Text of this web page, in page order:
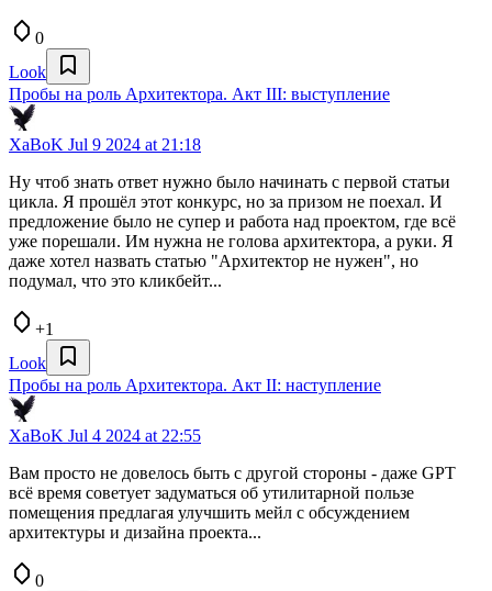
0
Look
Пробы на роль Архитектора. Акт III: выступление
XaBoK Jul 9 2024 at 21:18
Ну чтоб знать ответ нужно было начинать с первой статьи
цикла. Я прошёл этот конкурс, но за призом не поехал. И
предложение было не супер и работа над проектом, где всё
уже порешали. Им нужна не голова архитектора, а руки. Я
даже хотел назвать статью "Архитектор не нужен", но
подумал, что это кликбейт...
+1
Look
Пробы на роль Архитектора. Акт II: наступление
XaBoK Jul 4 2024 at 22:55
Вам просто не довелось быть с другой стороны - даже GPT
всё время советует задуматься об утилитарной пользе
помещения предлагая улучшить мейл с обсуждением
архитектуры и дизайна проекта...
0